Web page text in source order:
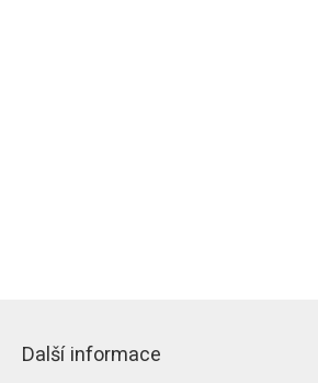
Další informace